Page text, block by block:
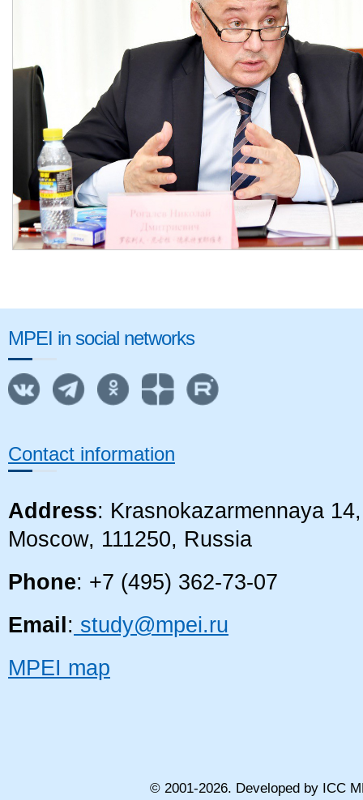
MPEI in social networks
Contact information
Address: Krasnokazarmennaya
Moscow, 111250, Russia
Phone: +7 (495) 362-73-07
Email : study@mpei.ru
MPEI map
© 2001-2026. Developed by ICC